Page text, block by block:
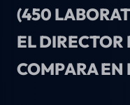
(450
EL DIRECTOR
COMPARA